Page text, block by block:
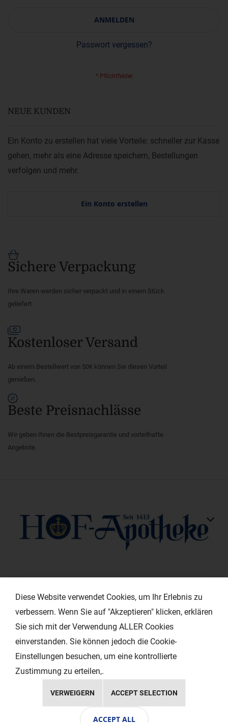
ANMELDEN
Passwort vergessen?
NEUE KUNDEN
Ein Konto zu erstellen hat viele Vorteile: schneller zur Kasse
gehen, mehr als eine Adresse speichern, Bestellungen
verfolgen und mehr.
Ein Konto erstellen
Sichere Verpackung
Ihre Waren werden sicher verpackt und in einem Stück
geliefert
Kostenloser Versand
Ab einem Bestellwert von 50€ können Sie diesen Vorteil
genießen.
Beste Preisnachlässe
Wir geben Ihnen die Bestpreisgarantie und vorteilhafte
Angebote.
EXTRAS
Copyright © 2024 Ihr Layout - Werbeagentur
Diese Website verwendet Cookies, um Ihr Erlebnis zu
verbessern. Wenn Sie auf "Akzeptieren" klicken, erklären
Sie sich mit der Verwendung ALLER Cookies
einverstanden. Sie können jedoch die Cookie-
Einstellungen besuchen, um eine kontrollierte
Zustimmung zu erteilen,.
VERWEIGERN ACCEPT SELECTION
ACCEPT ALL